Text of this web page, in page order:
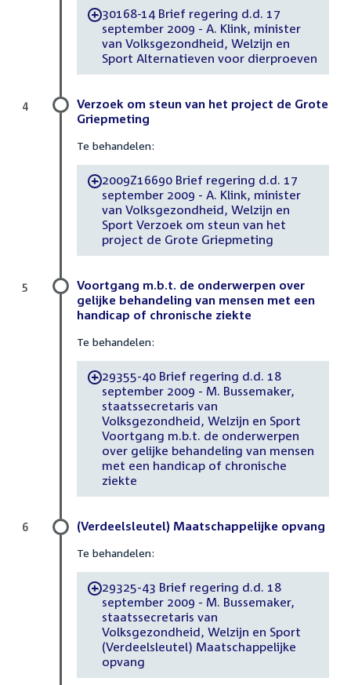
-30168-14 Brief regering d.d. 17
september 2009 - A. Klink, minister
van Volksgezondheid, Welzijn en
Sport Alternatieven voor dierproeven
Verzoek om steun van het project de Grote
Griepmeting
Te behandelen:
-2009Z16690 Brief regering d.d. 17
september 2009 - A. Klink, minister
van Volksgezondheid, Welzijn en
Sport Verzoek om steun van het
project de Grote Griepmeting
4
Voortgang m.b.t. de onderwerpen over
gelijke behandeling van mensen met een
handicap of chronische ziekte
Te behandelen:
-29355-40 Brief regering d.d. 18
september 2009 - M. Bussemaker,
staatssecretaris van
Volksgezondheid, Welzijn en Sport
Voortgang m.b.t. de onderwerpen
over gelijke behandeling van mensen
met een handicap of chronische
ziekte
5
(Verdeelsleutel) Maatschappelijke opvang
Te behandelen:
-29325-43 Brief regering d.d. 18
september 2009 - M. Bussemaker,
staatssecretaris van
Volksgezondheid, Welzijn en Sport
(Verdeelsleutel) Maatschappelijke
opvang
6